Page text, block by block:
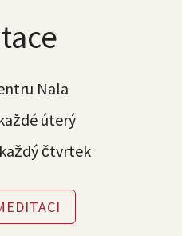
Nala
úterý
čtvrtek